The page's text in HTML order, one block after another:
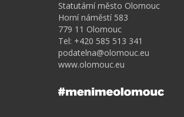
Statutární město Olomouc
Horní náměstí 583
779 11 Olomouc
Tel: +420 585 513 341
podatelna@olomouc.eu
www.olomouc.eu